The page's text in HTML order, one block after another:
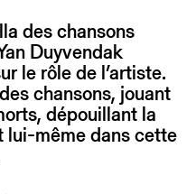
des chansons
Duyvendak
le rôle de l’artiste.
chansons, jouant
dépouillant la
lui-même dans cette